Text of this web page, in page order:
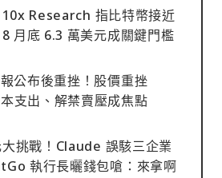
Research 指比特幣接近
月底 6.3 萬美元成關鍵門檻
公布後重挫！股價重挫
支出、解禁賣壓成焦點
挑戰！Claude 誤駭三企業
執行長曬錢包嗆：來拿啊